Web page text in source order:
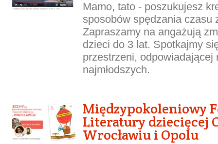
Mamo, tato - poszukujesz
sposobów spędzania czasu
Zapraszamy na angażują
dzieci do 3 lat. Spotkajmy
przestrzeni, odpowiadającej
najmłodszych.
Międzypokoleniowy
Literatury dziecięcej
Wrocławiu i Opolu